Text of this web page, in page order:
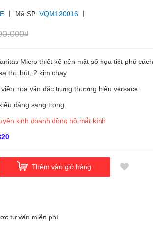
| Mã SP: VQM120016 |
Micro thiết kế nền mặt số họa tiết phá cách
thu hút, 2 kim chạy
hoa văn đặc trưng thương hiệu versace
dáng sang trọng
kinh doanh đồng hồ mắt kính
Thêm vào giỏ hàng
tư vấn miễn phí